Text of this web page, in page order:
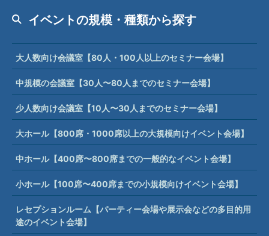
イベントの規模・種類から探す
大人数向け会議室【80人・100人以上のセミナー会場】
中規模の会議室【30人〜80人までのセミナー会場】
少人数向け会議室【10人〜30人までのセミナー会場】
大ホール【800席・1000席以上の大規模向けイベント会場】
中ホール【400席〜800席までの一般的なイベント会場】
小ホール【100席〜400席までの小規模向けイベント会場】
レセプションルーム【パーティー会場や展示会などの多目的用
途のイベント会場】